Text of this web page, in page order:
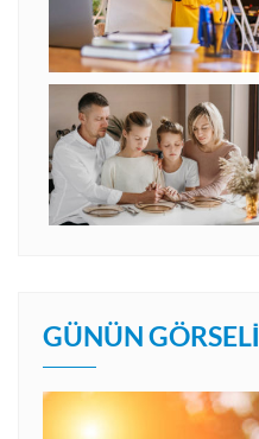
GÜNÜN GÖRSELI